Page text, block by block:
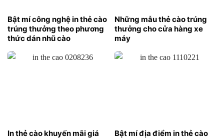
Bật mí công nghệ in thẻ cào
trúng thưởng theo phương
thức dán nhũ cào
Những mẫu thẻ cào trúng
thưởng cho cửa hàng xe
máy
In thẻ cào khuyến mãi giá
Bật mí địa điểm in thẻ cào